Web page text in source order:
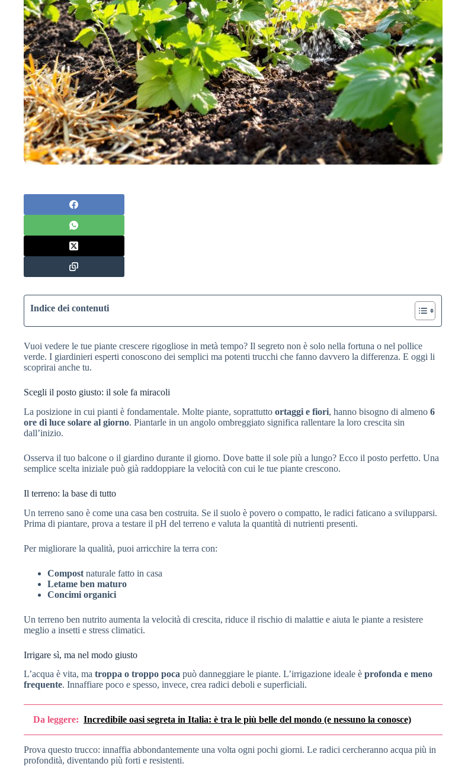
Indice dei contenuti
Vuoi vedere le tue piante crescere rigogliose in metà tempo? Il segreto non è solo nella fortuna o nel pollice
verde. I giardinieri esperti conoscono dei semplici ma potenti trucchi che fanno davvero la differenza. E oggi li
scoprirai anche tu.
Scegli il posto giusto: il sole fa miracoli
La posizione in cui pianti è fondamentale. Molte piante, soprattutto ortaggi e fiori, hanno bisogno di almeno 6
ore di luce solare al giorno. Piantarle in un angolo ombreggiato significa rallentare la loro crescita sin
dall’inizio.
Osserva il tuo balcone o il giardino durante il giorno. Dove batte il sole più a lungo? Ecco il posto perfetto. Una
semplice scelta iniziale può già raddoppiare la velocità con cui le tue piante crescono.
Il terreno: la base di tutto
Un terreno sano è come una casa ben costruita. Se il suolo è povero o compatto, le radici faticano a svilupparsi.
Prima di piantare, prova a testare il pH del terreno e valuta la quantità di nutrienti presenti.
Per migliorare la qualità, puoi arricchire la terra con:
Compost naturale fatto in casa
Letame ben maturo
Concimi organici
Un terreno ben nutrito aumenta la velocità di crescita, riduce il rischio di malattie e aiuta le piante a resistere
meglio a insetti e stress climatici.
Irrigare sì, ma nel modo giusto
L’acqua è vita, ma troppa o troppo poca può danneggiare le piante. L’irrigazione ideale è profonda e meno
frequente. Innaffiare poco e spesso, invece, crea radici deboli e superficiali.
Da leggere: Incredibile oasi segreta in Italia: è tra le più belle del mondo (e nessuno la conosce)
Prova questo trucco: innaffia abbondantemente una volta ogni pochi giorni. Le radici cercheranno acqua più in
profondità, diventando più forti e resistenti.